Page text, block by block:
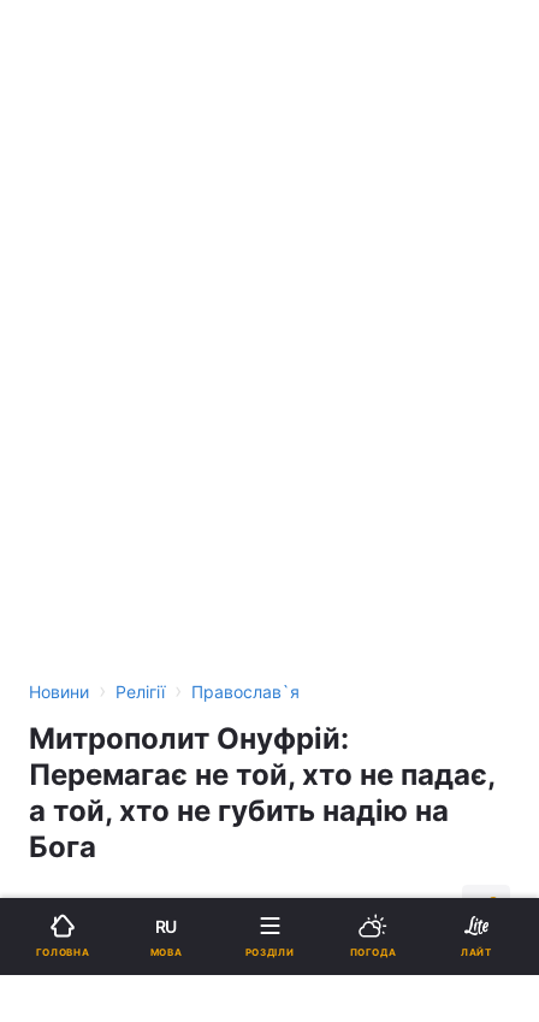
Новини › Релігії › Православ`я
Митрополит Онуфрій:
Перемагає не той, хто не падає,
а той, хто не губить надію на
Бога
Підпишіться на нас в Google
ГОЛОВНА
RU
МОВА РОЗДІЛИ ПОГОДА ЛАЙТ